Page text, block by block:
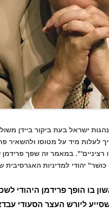
ישראל בעת ביקור ביידן
לעלות מיד על מטוסו
רציניים'". במאמר זה שפך
יהודי למדיניות האגרסיבית
בו הופך פרידמן היהודי
ליורש העצר הסעודי